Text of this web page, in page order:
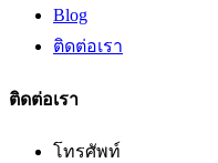
Blog
ติดต่อเรา
ติดต่อเรา
โทรศัพท์